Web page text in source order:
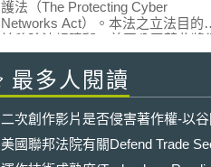
護法（The Protecting Cyber
Networks Act）。本法之立法目的
於移除法規障礙，美國公司藉此將
以與其他公機關或私人分享資安威
的相關資訊，以防範駭客攻擊
本法之重點內容主要係為對於網路威
護法第102條與第104條之規定，分
的客體包括「網路威脅指標」（
threat indicator）與「防禦辦法」
最多人閱讀
二次創作影片是否侵害著作權-以
美國聯邦法院有關Defend Trade